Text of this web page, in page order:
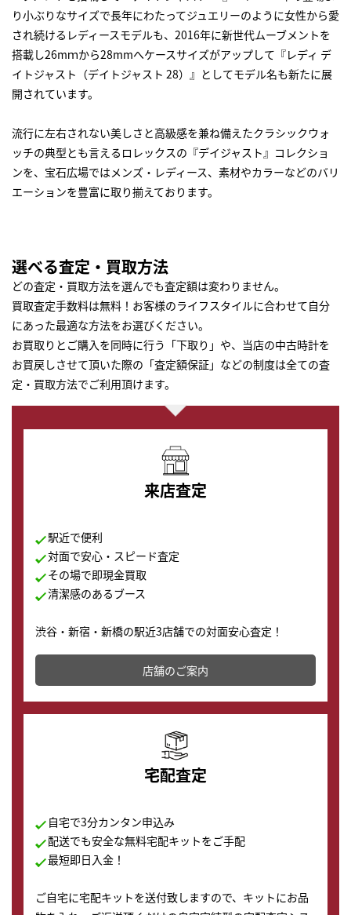
り小ぶりなサイズで長年にわたってジュエリーのように女性から愛
され続けるレディースモデルも、2016年に新世代ムーブメントを
搭載し26mｍから28mmへケースサイズがアップして『レディ デ
イトジャスト（デイトジャスト 28）』としてモデル名も新たに展
開されています。
流行に左右されない美しさと高級感を兼ね備えたクラシックウォ
ッチの典型とも言えるロレックスの『デイジャスト』コレクショ
ンを、宝石広場ではメンズ・レディース、素材やカラーなどのバリ
エーションを豊富に取り揃えております。
選べる査定・買取方法
どの査定・買取方法を選んでも査定額は変わりません。
買取査定手数料は無料！お客様のライフスタイルに合わせて自分
にあった最適な方法をお選びください。
お買取りとご購入を同時に行う「下取り」や、当店の中古時計を
お買戻しさせて頂いた際の「査定額保証」などの制度は全ての査
定・買取方法でご利用頂けます。
来店査定
駅近で便利
対面で安心・スピード査定
その場で即現金買取
清潔感のあるブース
渋谷・新宿・新橋の駅近3店舗での対面安心査定！
その場で現金買取致します。渋谷本店では、時計販売の
店舗を併設しており、下取りに出してお得に新しい時計
の購入もできます♪
店舗のご案内
宅配査定
自宅で3分カンタン申込み
配送でも安全な無料宅配キットをご手配
最短即日入金！
ご自宅に宅配キットを送付致しますので、キットにお品